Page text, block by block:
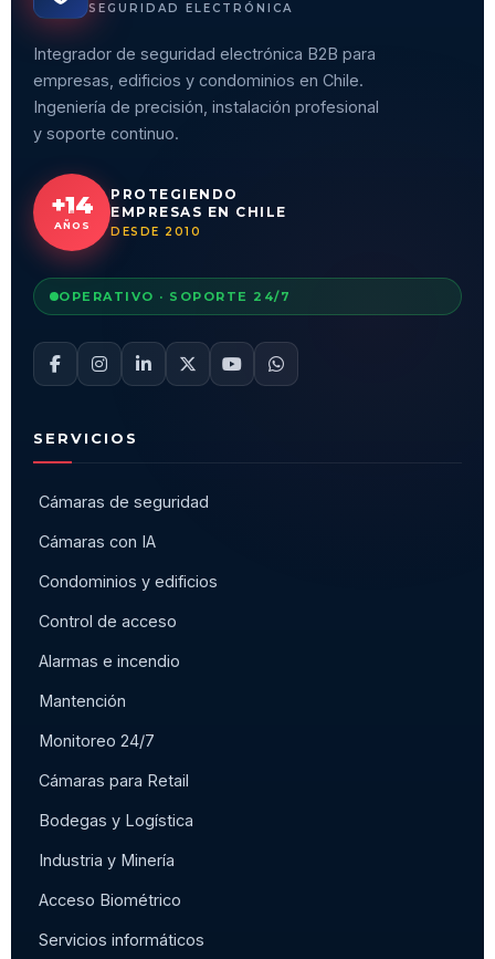
SEGURIDAD ELECTRÓNICA
Integrador de seguridad electrónica B2B para
empresas, edificios y condominios en Chile.
Ingeniería de precisión, instalación profesional
y soporte continuo.
+14
AÑOS
PROTEGIENDO
EMPRESAS EN CHILE
DESDE 2010
OPERATIVO · SOPORTE 24/7
SERVICIOS
Cámaras de seguridad
Cámaras con IA
Condominios y edificios
Control de acceso
Alarmas e incendio
Mantención
Monitoreo 24/7
Cámaras para Retail
Bodegas y Logística
Industria y Minería
Acceso Biométrico
Servicios informáticos